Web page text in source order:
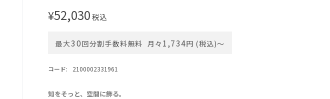
¥52,030税込
最大30回分割手数料無料 月々 1,734円 (税込)〜
コード: 2100002331961
知をそっと、空間に飾る。